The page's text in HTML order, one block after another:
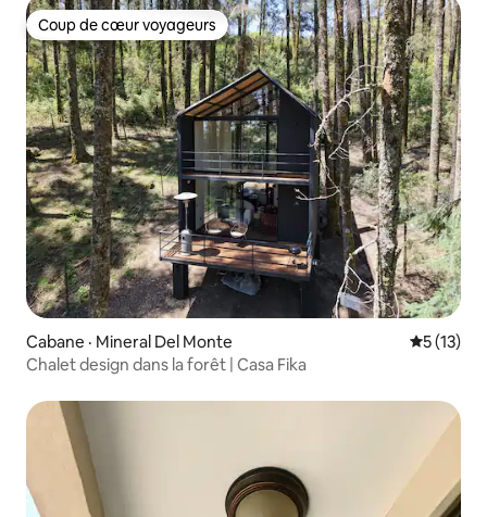
Coup de cœur voyageurs
Coup de cœur voyageurs
Cabane · Mineral Del Monte Note
5 (13)
Chalet design dans la forêt | Casa Fika